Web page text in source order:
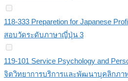
118-333 Preparetion for Japanese
สอบวัดระดับภาษาญี่ปุ่น 3
119-101 Service Psychology and
จิตวิทยาการบริการและพัฒนาบุคลิกภา